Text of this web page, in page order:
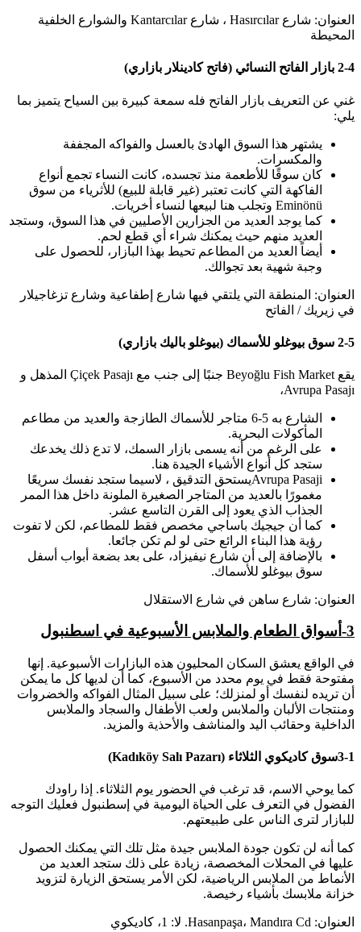
العنوان: شارع Hasırcılar ، شارع Kantarcılar والشوارع الخلفية
المحيطة
2-4 بازار الفاتح النسائي (فاتح كادينلار بازاري)
غني عن التعريف بازار الفاتح فله سمعة كبيرة بين السياح يتميز بما
يلي:
يشتهر هذا السوق الهادئ بالعسل والفواكه المجففة
والمكسرات.
كان سوقًا للأطعمة منذ تجسده، كانت النساء تجمع أنواع
الفاكهة التي كانت تعتبر (غير قابلة للبيع) للأثرياء من سوق
Eminönü وتجلب هنا لبيعها لنساء أخريات.
كما يوجد العديد من الجزارين الأصليين في هذا السوق، وستجد
العديد منهم حيث يمكنك شراء أي قطع لحم.
أيضاً العديد من المطاعم تحيط بهذا البازار، للحصول على
وجبة شهية بعد تجوالك.
العنوان: المنطقة التي يلتقي فيها شارع إطفاعية وشارع تزغاجيلار
في زيريك / الفاتح
2-5 سوق بيوغلو للأسماك (بيوغلو باليك بازاري)
يقع Beyoğlu Fish Market جنبًا إلى جنب مع Çiçek Pasajı المذهل و
Avrupa Pasajı،
الشارع به 5-6 متاجر للأسماك الطازجة والعديد من مطاعم
المأكولات البحرية.
على الرغم من أنه يسمى بازار السمك، لا تدع ذلك يخدعك
ستجد كل أنواع الأشياء الجيدة هنا.
Avrupa Pasajiيستحق التدقيق ، لاسيما ستجد نفسك سريعًا
مغمورًا بالعديد من المتاجر الصغيرة الملونة داخل هذا الممر
الجذاب الذي يعود إلى القرن التاسع عشر.
كما أن جيجيك باساجي مخصص فقط للمطاعم، لكن لا تفوت
رؤية هذا البناء الرائع حتى لو لم تكن جائعا.
بالإضافة إلى أن شارع نيفيزاد، على بعد بضعة أبواب أسفل
سوق بيوغلو للأسماك.
العنوان: شارع ساهن في شارع الاستقلال
3- أسواق الطعام والملابس الأسبوعية في اسطنبول
في الواقع يعشق السكان المحليون هذه البازارات الأسبوعية. إنها
مفتوحة فقط في يوم محدد من الأسبوع، كما أن لديها كل ما يمكن
أن تريده لنفسك أو لمنزلك؛ على سبيل المثال الفواكه والخضروات
ومنتجات الألبان والملابس ولعب الأطفال والسجاد والملابس
الداخلية وحقائب اليد والمناشف والأحذية والمزيد.
3-1سوق كاديكوي الثلاثاء (Kadıköy Salı Pazarı)
كما يوحي الاسم، قد ترغب في الحضور يوم الثلاثاء. إذا راودك
الفضول في التعرف على الحياة اليومية في إسطنبول فعليك التوجه
للبازار لترى الناس على طبيعتهم.
كما أنه لن تكون جودة الملابس جيدة مثل تلك التي يمكنك الحصول
عليها في المحلات المخصصة، زيادة على ذلك ستجد العديد من
الأنماط من الملابس الرياضية، لكن الأمر يستحق الزيارة لتزويد
خزانة ملابسك بأشياء رخيصة.
العنوان: Hasanpaşa، Mandıra Cd. لا: 1، كاديكوي